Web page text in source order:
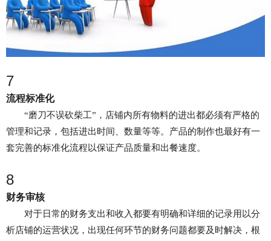
7
流程标准化
“磨刀不误砍柴工”，店铺内所有物料的进出都必须有严格的
管理和记录，包括进出时间、数量等等。产品的制作也最好有一
套完善的标准化流程以保证产品质量和出餐速度。
8
财务审核
对于日常的财务支出和收入都要有明确和详细的记录用以分
析店铺的运营状况，出现任何环节的财务问题都要及时解决，根